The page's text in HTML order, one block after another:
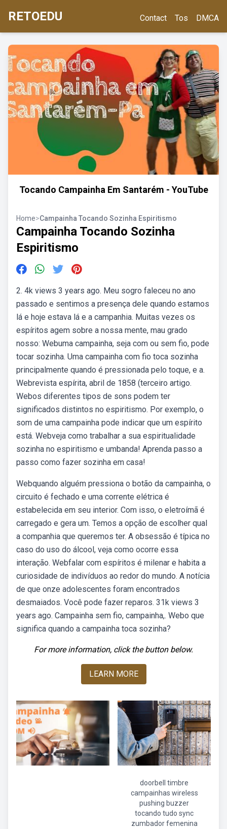
RETOEDU Contact Tos DMCA
Tocando Campainha Em Santarém - YouTube
Home>Campainha Tocando Sozinha Espiritismo
Campainha Tocando Sozinha
Espiritismo
2. 4k views 3 years ago. Meu sogro faleceu no ano
passado e sentimos a presença dele quando estamos
lá e hoje estava lá e a campanhia. Muitas vezes os
espíritos agem sobre a nossa mente, mau grado
nosso: Webuma campainha, seja com ou sem fio, pode
tocar sozinha. Uma campainha com fio toca sozinha
principalmente quando é pressionada pelo toque, e a.
Webrevista espírita, abril de 1858 (terceiro artigo.
Webos diferentes tipos de sons podem ter
significados distintos no espiritismo. Por exemplo, o
som de uma campainha pode indicar que um espírito
está. Webveja como trabalhar a sua espiritualidade
sozinha no espiritismo e umbanda! Aprenda passo a
passo como fazer sozinha em casa!
Webquando alguém pressiona o botão da campainha, o
circuito é fechado e uma corrente elétrica é
estabelecida em seu interior. Com isso, o eletroímã é
carregado e gera um. Temos a opção de escolher qual
a companhia que queremos ter. A obsessão é típica no
caso do uso do álcool, veja como ocorre essa
interação. Webfalar com espíritos é milenar e habita a
curiosidade de indivíduos ao redor do mundo. A notícia
de que onze adolescentes foram encontrados
desmaiados. Você pode fazer reparos. 31k views 3
years ago. Campainha sem fio, campainha,. Webo que
significa quando a campainha toca sozinha?
For more information, click the button below.
LEARN MORE
doorbell timbre
campainhas wireless
pushing buzzer
tocando tudo sync
zumbador femenina